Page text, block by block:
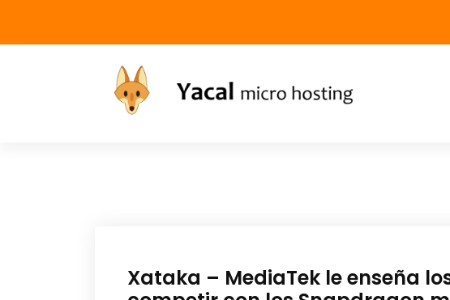
Xataka – MediaTek le enseña